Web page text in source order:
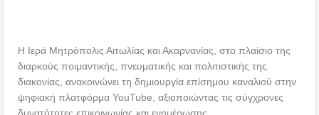
Η Ιερά Μητρόπολις Αιτωλίας και Ακαρνανίας, στο πλαίσιο της
διαρκούς ποιμαντικής, πνευματικής και πολιτιστικής της
διακονίας, ανακοινώνει τη δημιουργία επίσημου καναλιού στην
ψηφιακή πλατφόρμα YouTube, αξιοποιώντας τις σύγχρονες
δυνατότητες επικοινωνίας και ενημέρωσης.